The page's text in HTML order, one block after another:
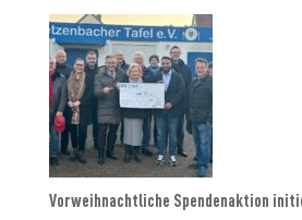
Vorweihnachtliche Spendenaktion